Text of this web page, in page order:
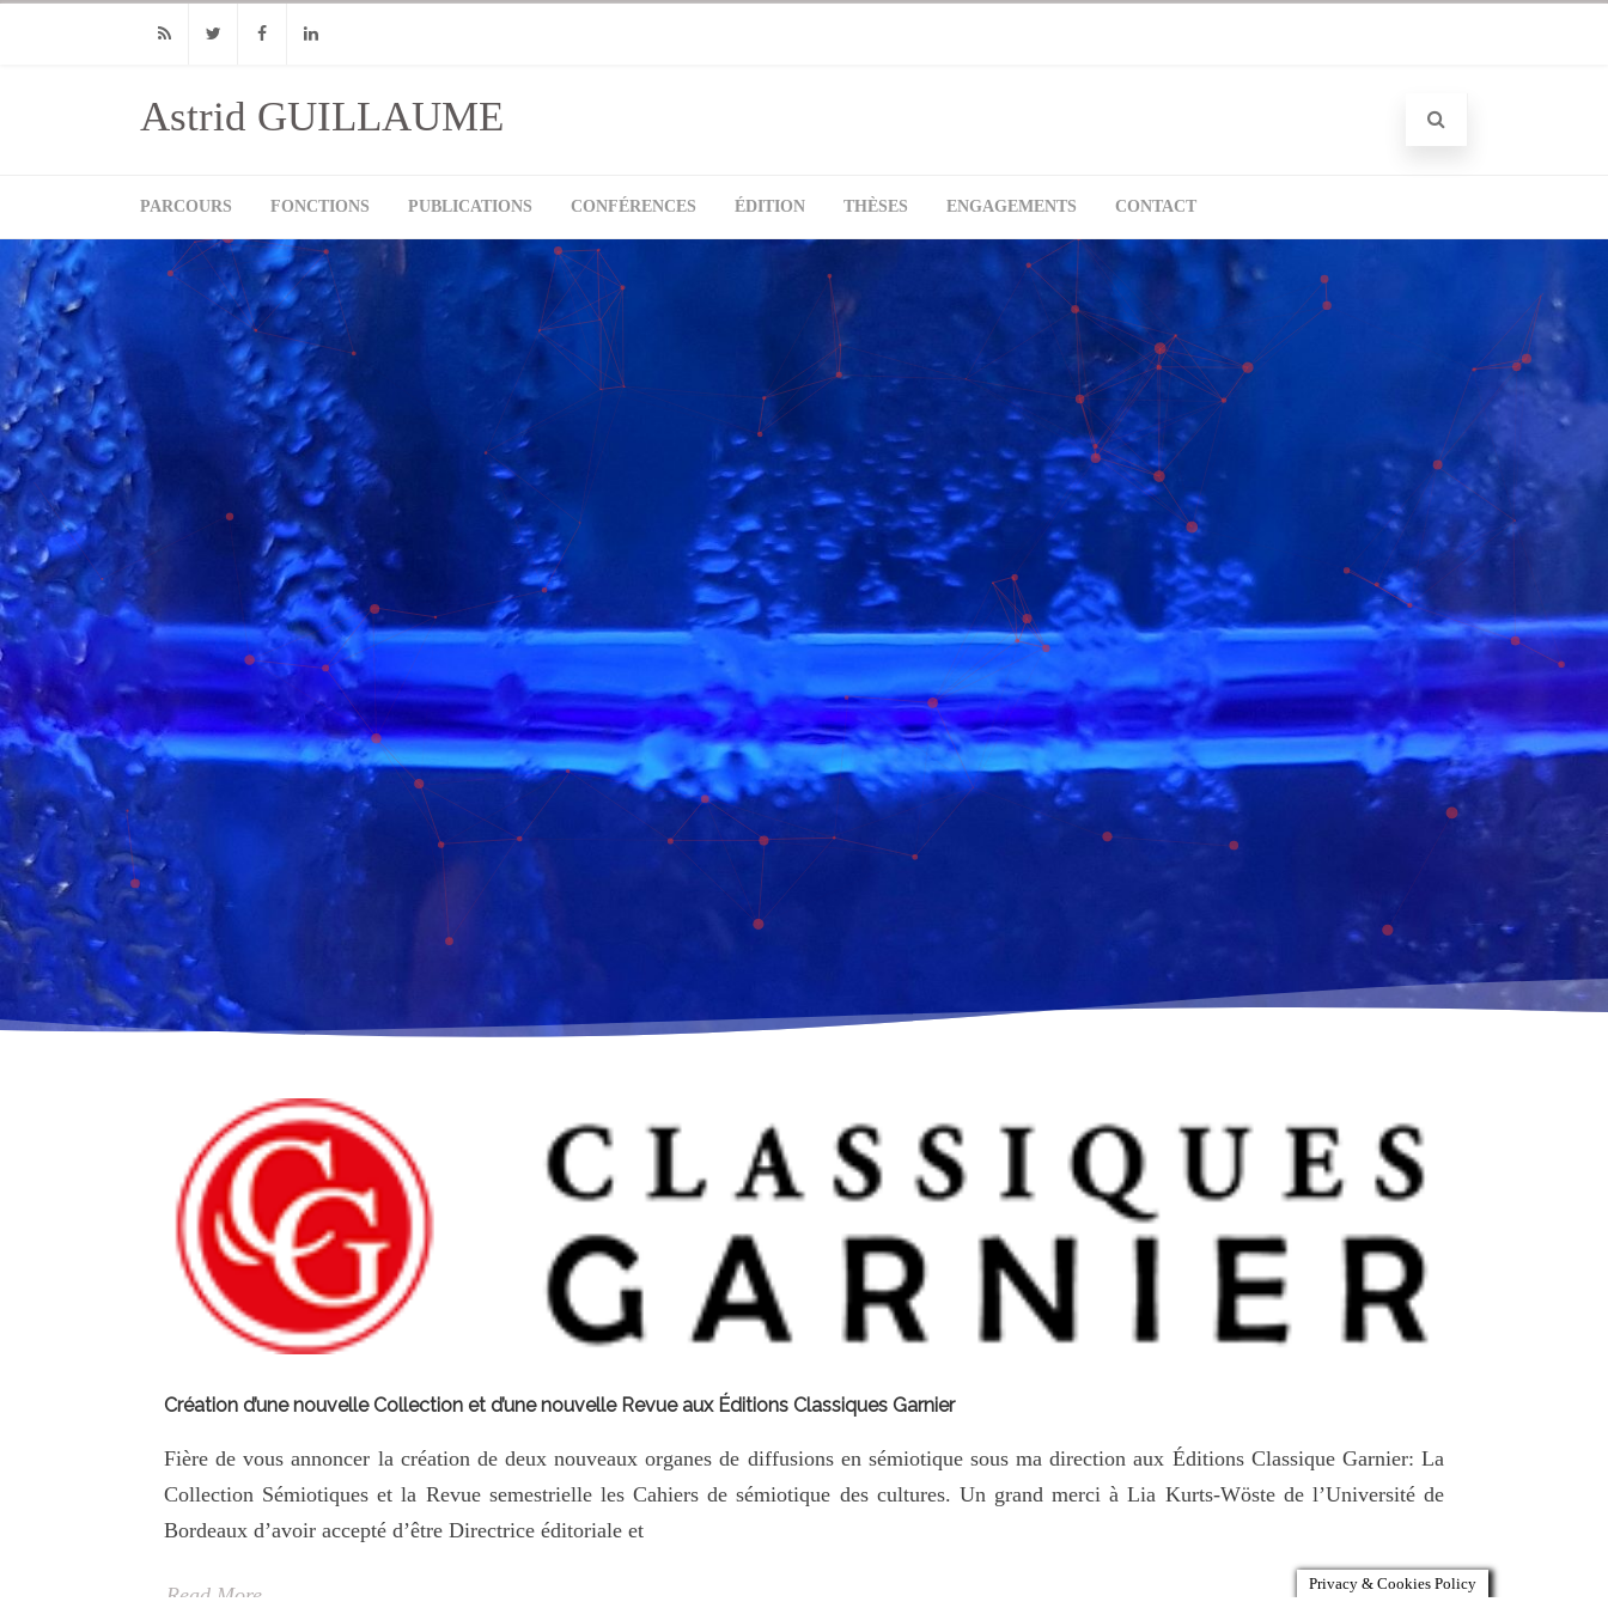
Astrid GUILLAUME
PARCOURS FONCTIONS PUBLICATIONS CONFÉRENCES ÉDITION THÈSES ENGAGEMENTS CONTACT
Création d’une nouvelle Collection et d’une nouvelle Revue aux Éditions Classiques Garnier
Fière de vous annoncer la création de deux nouveaux organes de diffusions en sémiotique sous ma direction aux Éditions Classique Garnier: La
Collection Sémiotiques et la Revue semestrielle les Cahiers de sémiotique des cultures. Un grand merci à Lia Kurts-Wöste de l’Université de
Bordeaux d’avoir accepté d’être Directrice éditoriale et
Read More Privacy & Cookies Policy